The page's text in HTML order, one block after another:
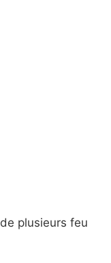
plusieurs feu